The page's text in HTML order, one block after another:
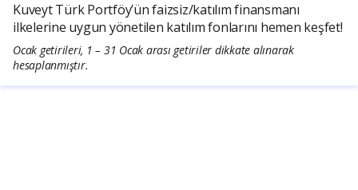
Kuveyt Türk Portföy’ün faizsiz/katılım finansmanı
ilkelerine uygun yönetilen katılım fonlarını hemen keşfet!
Ocak getirileri, 1 – 31 Ocak arası getiriler dikkate alınarak
hesaplanmıştır.